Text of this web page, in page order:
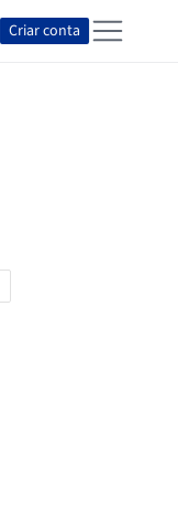
Criar conta